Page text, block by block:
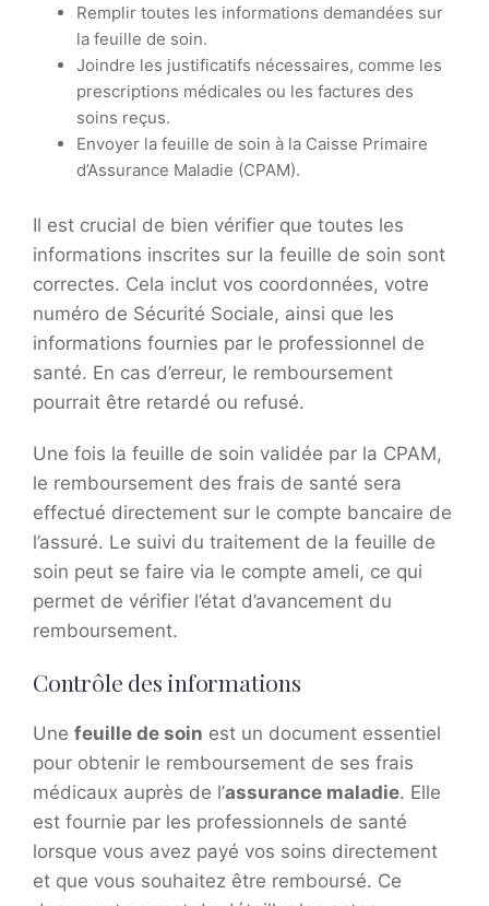
Remplir toutes les informations demandées sur
la feuille de soin.
Joindre les justificatifs nécessaires, comme les
prescriptions médicales ou les factures des
soins reçus.
Envoyer la feuille de soin à la Caisse Primaire
d’Assurance Maladie (CPAM).
Il est crucial de bien vérifier que toutes les
informations inscrites sur la feuille de soin sont
correctes. Cela inclut vos coordonnées, votre
numéro de Sécurité Sociale, ainsi que les
informations fournies par le professionnel de
santé. En cas d’erreur, le remboursement
pourrait être retardé ou refusé.
Une fois la feuille de soin validée par la CPAM,
le remboursement des frais de santé sera
effectué directement sur le compte bancaire de
l’assuré. Le suivi du traitement de la feuille de
soin peut se faire via le compte ameli, ce qui
permet de vérifier l’état d’avancement du
remboursement.
Contrôle des informations
Une feuille de soin est un document essentiel
pour obtenir le remboursement de ses frais
médicaux auprès de l’assurance maladie. Elle
est fournie par les professionnels de santé
lorsque vous avez payé vos soins directement
et que vous souhaitez être remboursé. Ce